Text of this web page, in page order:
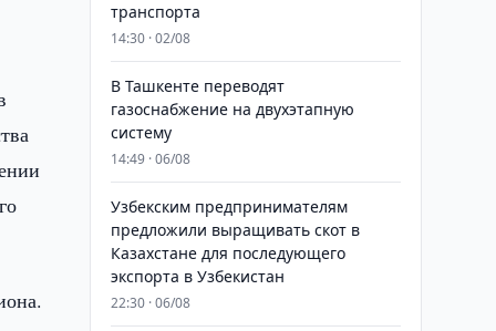
транспорта
14:30 · 02/08
В Ташкенте переводят
газоснабжение на двухэтапную
систему
14:49 · 06/08
Узбекским предпринимателям
предложили выращивать скот в
Казахстане для последующего
экспорта в Узбекистан
22:30 · 06/08